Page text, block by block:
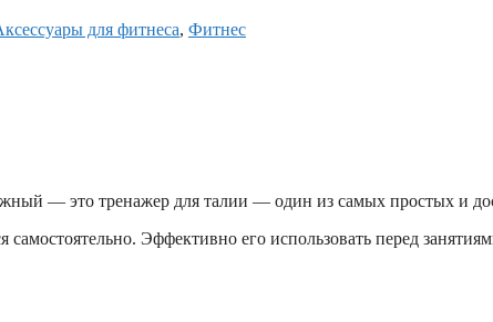
для фитнеса, Фитнес
— это тренажер для талии — один из самых простых и
самостоятельно. Эффективно его использовать перед